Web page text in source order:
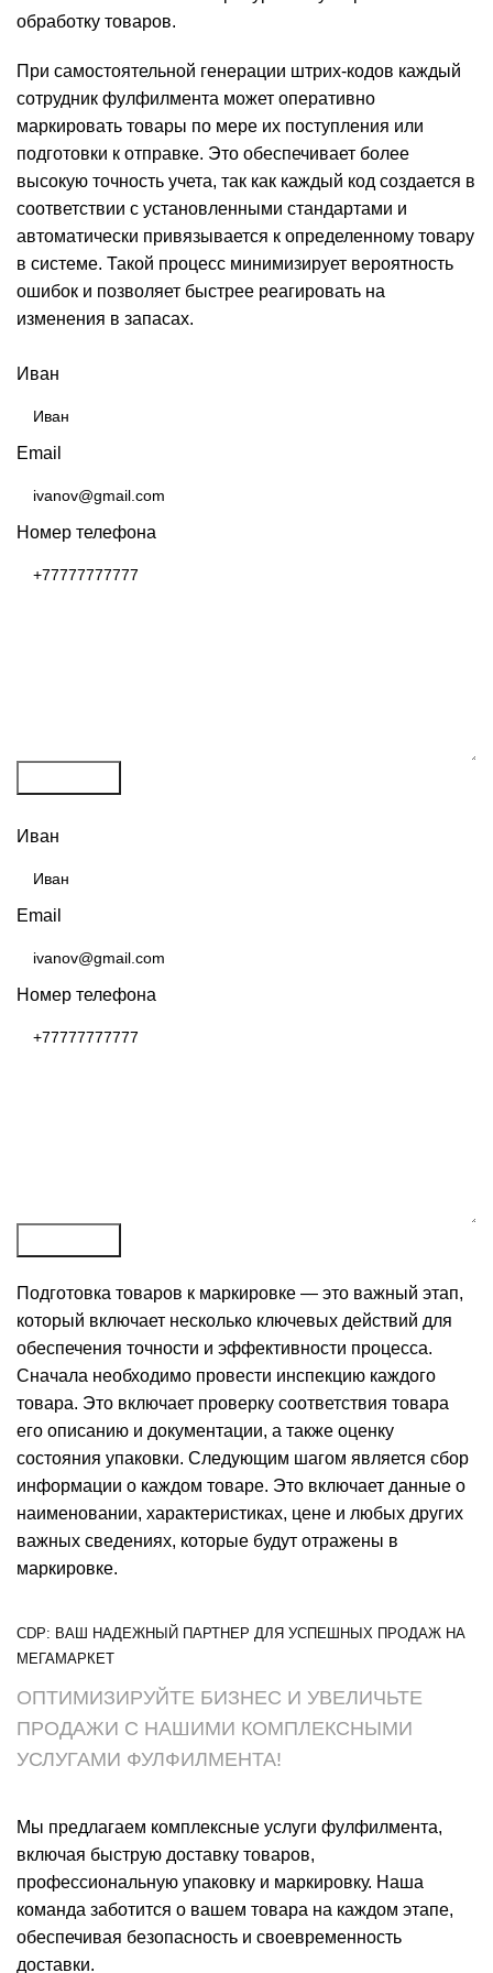
обработку товаров.
При самостоятельной генерации штрих-кодов каждый
сотрудник фулфилмента может оперативно
маркировать товары по мере их поступления или
подготовки к отправке. Это обеспечивает более
высокую точность учета, так как каждый код создается в
соответствии с установленными стандартами и
автоматически привязывается к определенному товару
в системе. Такой процесс минимизирует вероятность
ошибок и позволяет быстрее реагировать на
изменения в запасах.
Иван
Email
Номер телефона
Иван
Email
Номер телефона
Подготовка товаров к маркировке — это важный этап,
который включает несколько ключевых действий для
обеспечения точности и эффективности процесса.
Сначала необходимо провести инспекцию каждого
товара. Это включает проверку соответствия товара
его описанию и документации, а также оценку
состояния упаковки. Следующим шагом является сбор
информации о каждом товаре. Это включает данные о
наименовании, характеристиках, цене и любых других
важных сведениях, которые будут отражены в
маркировке.
CDP: ВАШ НАДЕЖНЫЙ ПАРТНЕР ДЛЯ УСПЕШНЫХ ПРОДАЖ НА
МЕГАМАРКЕТ
ОПТИМИЗИРУЙТЕ БИЗНЕС И УВЕЛИЧЬТЕ
ПРОДАЖИ С НАШИМИ КОМПЛЕКСНЫМИ
УСЛУГАМИ ФУЛФИЛМЕНТА!
Мы предлагаем комплексные услуги фулфилмента,
включая быструю доставку товаров,
профессиональную упаковку и маркировку. Наша
команда заботится о вашем товара на каждом этапе,
обеспечивая безопасность и своевременность
доставки.